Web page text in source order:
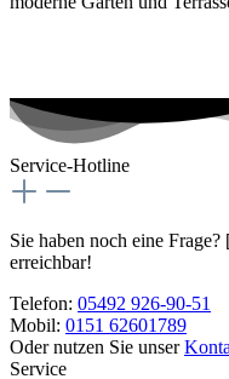
Service-Hotline
Sie haben noch eine Frage?
erreichbar!
Telefon: 05492 926-90-51
Mobil: 0151 62601789
Oder nutzen Sie unser
Service